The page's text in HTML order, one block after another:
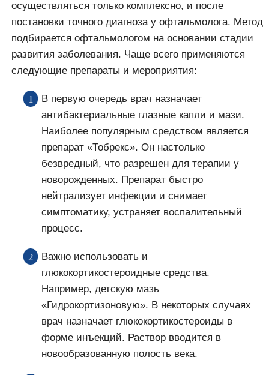
осуществляться только комплексно, и после
постановки точного диагноза у офтальмолога. Метод
подбирается офтальмологом на основании стадии
развития заболевания. Чаще всего применяются
следующие препараты и мероприятия:
В первую очередь врач назначает
антибактериальные глазные капли и мази.
Наиболее популярным средством является
препарат «Тобрекс». Он настолько
безвредный, что разрешен для терапии у
новорожденных. Препарат быстро
нейтрализует инфекции и снимает
симптоматику, устраняет воспалительный
процесс.
Важно использовать и
глюкокортикостероидные средства.
Например, детскую мазь
«Гидрокортизоновую». В некоторых случаях
врач назначает глюкокортикостероиды в
форме инъекций. Раствор вводится в
новообразованную полость века.